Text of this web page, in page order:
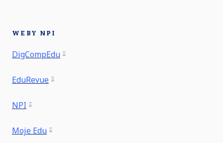
WEBY NPI
DigCompEdu
EduRevue
NPI
Moje Edu